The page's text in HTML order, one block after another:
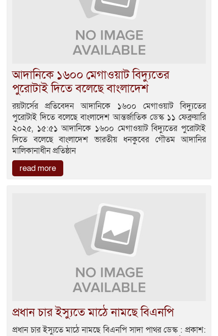
আদানিকে ১৬০০ মেগাওয়াট বিদ্যুতের
পুরোটাই দিতে বলেছে বাংলাদেশ
রয়টার্সের প্রতিবেদন আদানিকে ১৬০০ মেগাওয়াট বিদ্যুতের
পুরোটাই দিতে বলেছে বাংলাদেশ আন্তর্জাতিক ডেস্ক ১১ ফেব্রুয়ারি
২০২৫, ১৫:৫১ আদানিকে ১৬০০ মেগাওয়াট বিদ্যুতের পুরোটাই
দিতে বলেছে বাংলাদেশ ভারতীয় ধনকুবের গৌতম আদানির
মালিকানাধীন প্রতিষ্ঠান
read more
প্রধান চার ইস্যুতে মাঠে নামছে বিএনপি
প্রধান চার ইস্যুতে মাঠে নামছে বিএনপি সাদা পাথর ডেস্ক : প্রকাশ: